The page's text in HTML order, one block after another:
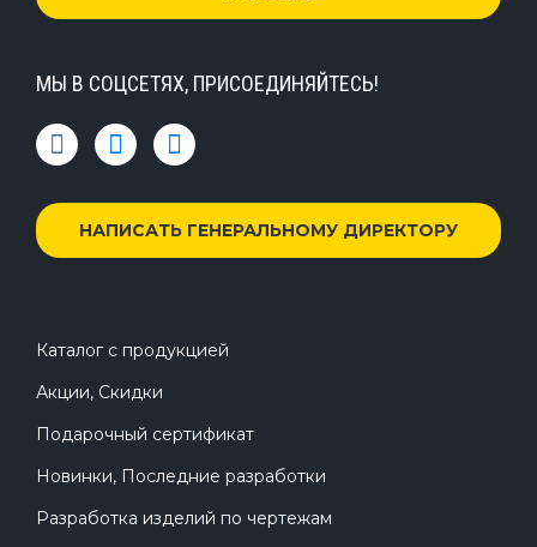
МЫ В СОЦСЕТЯХ, ПРИСОЕДИНЯЙТЕСЬ!
НАПИСАТЬ ГЕНЕРАЛЬНОМУ ДИРЕКТОРУ
Каталог с продукцией
Акции, Скидки
Подарочный сертификат
Новинки, Последние разработки
Разработка изделий по чертежам